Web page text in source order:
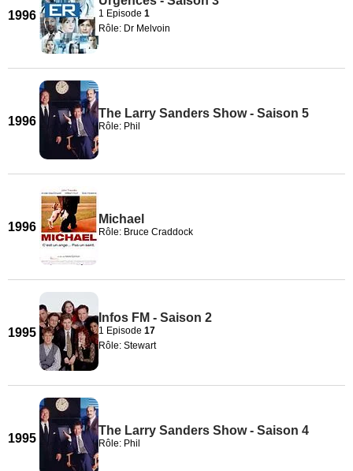
1996 1 Episode 1
Rôle: Dr Melvoin
1996
The Larry Sanders Show - Saison 5
Rôle: Phil
1996
Michael
Rôle: Bruce Craddock
1995
Infos FM - Saison 2
1 Episode 17
Rôle: Stewart
1995
The Larry Sanders Show - Saison 4
Rôle: Phil